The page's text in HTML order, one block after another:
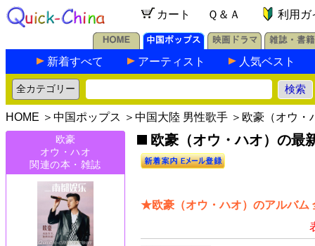
カート Ｑ＆Ａ 利用ガ
新着すべて アーティスト 人気ベスト
HOME ＞ 中国ポップス ＞ 中国大陸 男性歌手 ＞欧豪（オウ・
欧豪
オウ・ハオ
関連の本・雑誌
欧豪（オウ・ハオ）の最
★欧豪（オウ・ハオ）のアルバム